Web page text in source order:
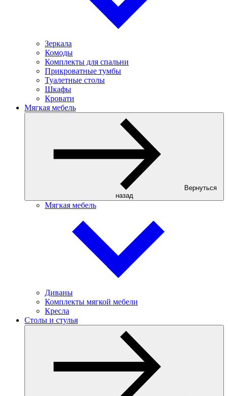
Зеркала
Комоды
Комплекты для спальни
Прикроватные тумбы
Туалетные столы
Шкафы
Кровати
Мягкая мебель
Вернуться
назад
Мягкая мебель
Диваны
Комплекты мягкой мебели
Кресла
Столы и стулья